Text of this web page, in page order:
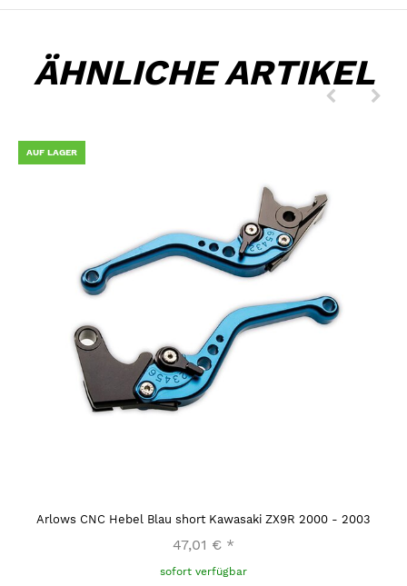
ÄHNLICHE ARTIKEL
AUF LAGER
Arlows CNC Hebel Blau short Kawasaki ZX9R 2000 - 2003
47,01 € *
sofort verfügbar